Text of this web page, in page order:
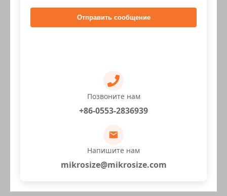
Отправить сообщение
Позвоните нам
+86-0553-2836939
Напишите нам
mikrosize@mikrosize.com